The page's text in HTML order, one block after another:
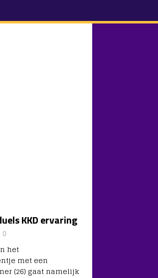
KKD ervaring
0
het
met een
(26) gaat namelijk